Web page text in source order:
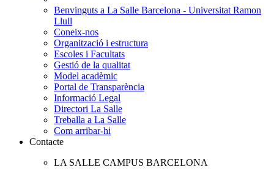
Benvinguts a La Salle Barcelona - Universitat Ramon
Llull
Coneix-nos
Organització i estructura
Escoles i Facultats
Gestió de la qualitat
Model acadèmic
Portal de Transparència
Informació Legal
Directori La Salle
Treballa a La Salle
Com arribar-hi
Contacte
LA SALLE CAMPUS BARCELONA